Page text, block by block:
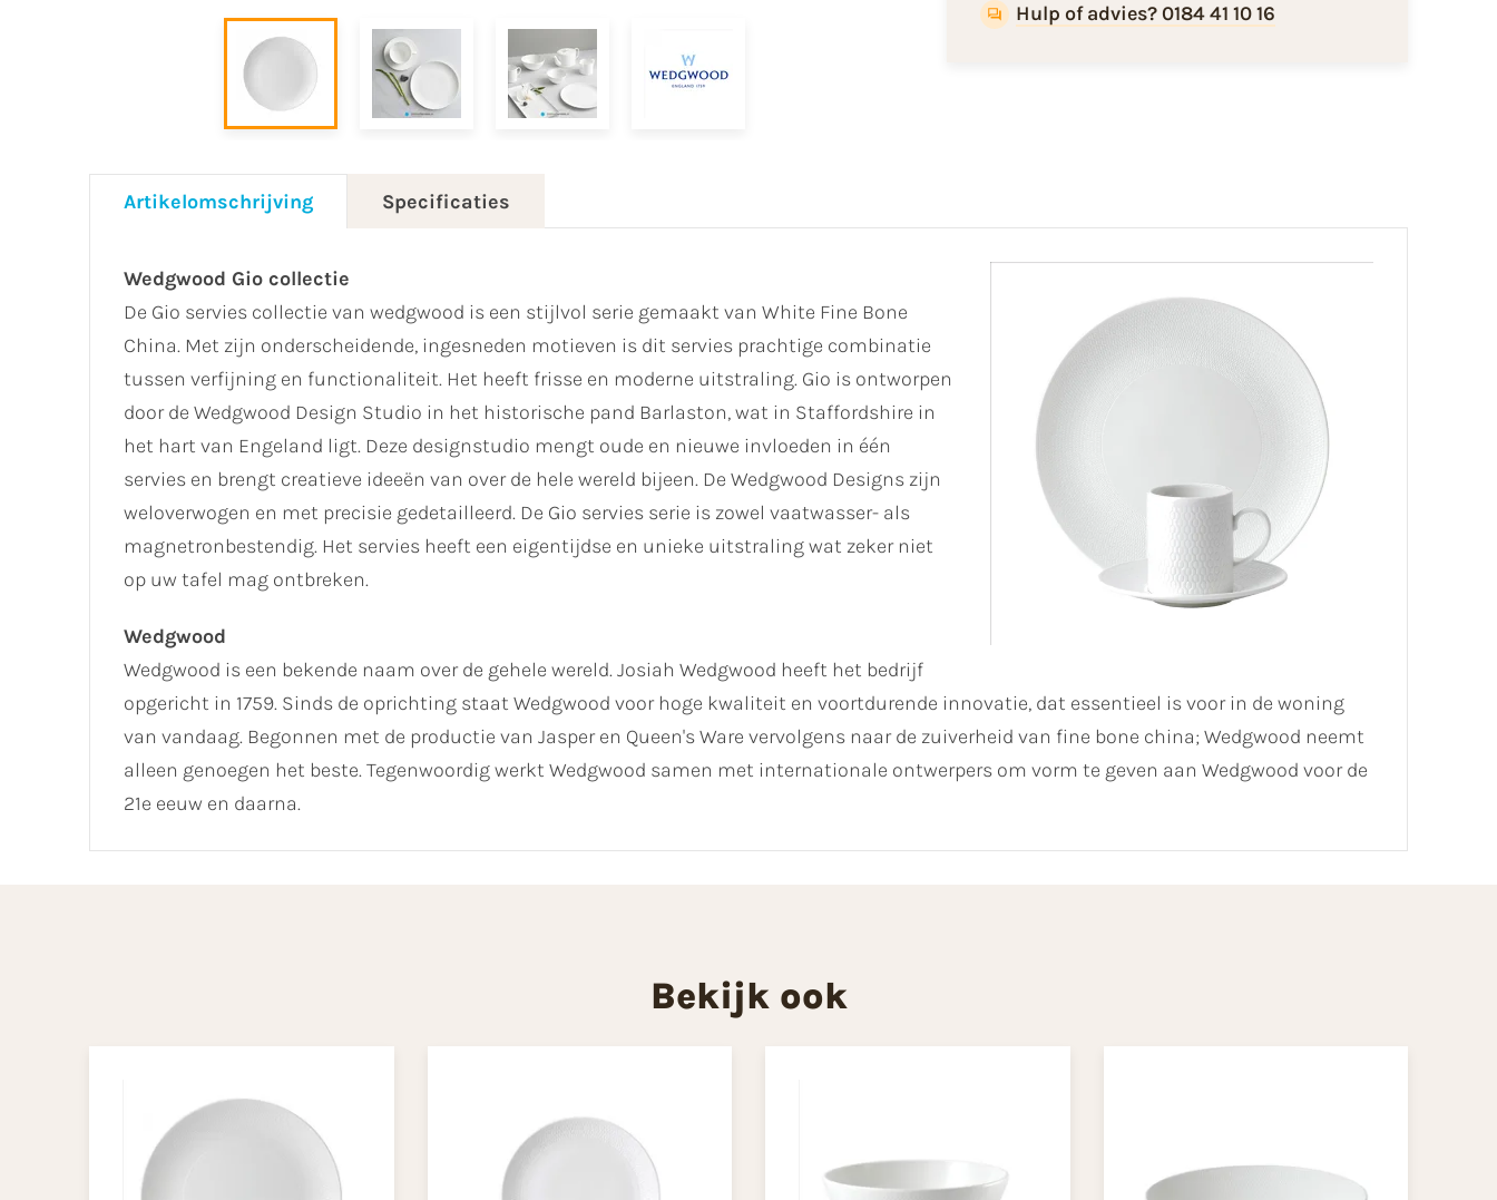
Hulp of advies? 0184 41 10 16
Artikelomschrijving Specificaties
Wedgwood Gio collectie
De Gio servies collectie van wedgwood is een stijlvol serie gemaakt van White Fine Bone
China. Met zijn onderscheidende, ingesneden motieven is dit servies prachtige combinatie
tussen verfijning en functionaliteit. Het heeft frisse en moderne uitstraling. Gio is ontworpen
door de Wedgwood Design Studio in het historische pand Barlaston, wat in Staffordshire in
het hart van Engeland ligt. Deze designstudio mengt oude en nieuwe invloeden in één
servies en brengt creatieve ideeën van over de hele wereld bijeen. De Wedgwood Designs zijn
weloverwogen en met precisie gedetailleerd. De Gio servies serie is zowel vaatwasser- als
magnetronbestendig. Het servies heeft een eigentijdse en unieke uitstraling wat zeker niet
op uw tafel mag ontbreken.
Wedgwood
Wedgwood is een bekende naam over de gehele wereld. Josiah Wedgwood heeft het bedrijf
opgericht in 1759. Sinds de oprichting staat Wedgwood voor hoge kwaliteit en voortdurende innovatie, dat essentieel is voor in de woning
van vandaag. Begonnen met de productie van Jasper en Queen's Ware vervolgens naar de zuiverheid van fine bone china; Wedgwood neemt
alleen genoegen het beste. Tegenwoordig werkt Wedgwood samen met internationale ontwerpers om vorm te geven aan Wedgwood voor de
21e eeuw en daarna.
Bekijk ook